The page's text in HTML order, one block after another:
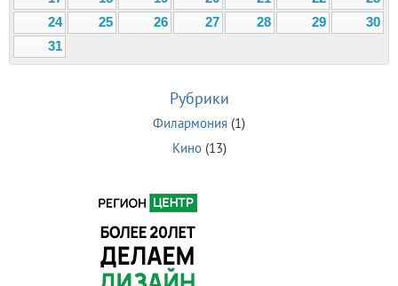
24
25 26 27 28 29
30
31
Рубрики
Филармония (1)
Кино(13)